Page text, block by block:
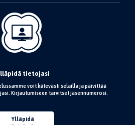
tietojasi
voit kätevästi selailla ja päivittää
Kirjautumiseen tarvitset jäsennumerosi.
Ylläpidä